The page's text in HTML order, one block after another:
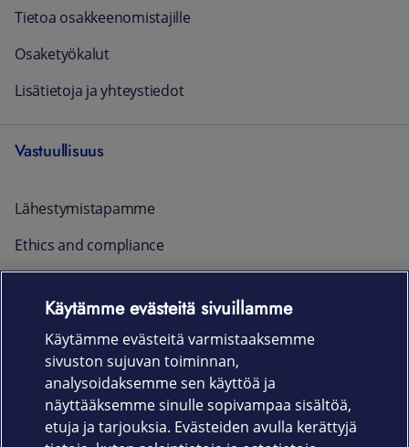
Tietoa osakkeenomistajille
Osaketyökalut
Lisätietoja ja yhteystiedot
Vastuullisuus
Lähestymistapamme
Ethics and compliance
Ajankohtaista
Rekrytointi
Uutishuone
Käytämme evästeitä sivuillamme
Käytämme evästeitä varmistaaksemme
sivuston sujuvan toiminnan,
analysoidaksemme sen käyttöä ja
näyttääksemme sinulle sopivampaa sisältöä,
etuja ja tarjouksia. Evästeiden avulla kerättyjä